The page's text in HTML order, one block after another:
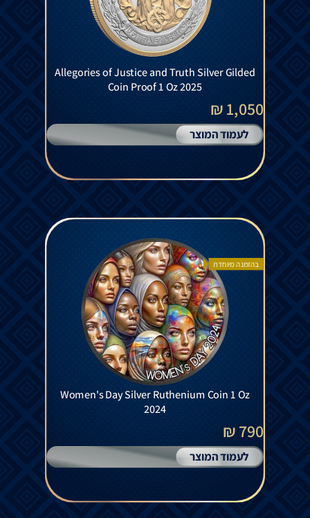
Allegories of Justice and Truth Silver Gilded
Coin Proof 1 Oz 2025
1,050 ₪
לעמוד המוצר
בהזמנה מיוחדת
Women's Day Silver Ruthenium Coin 1 Oz
2024
790 ₪
לעמוד המוצר